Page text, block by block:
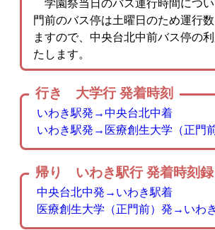
学園祭当日のバス運行時間につ
門前のバス停は土曜日のため運行
ますので、中央台北中前バス停の
たします。
行き 大学行 発着時刻
いわき駅発→中央台北中着
いわき駅発→医療創生大学（正門
帰り いわき駅行 発着時刻録
中央台北中発→いわき駅着
医療創生大学（正門前）発→いわ